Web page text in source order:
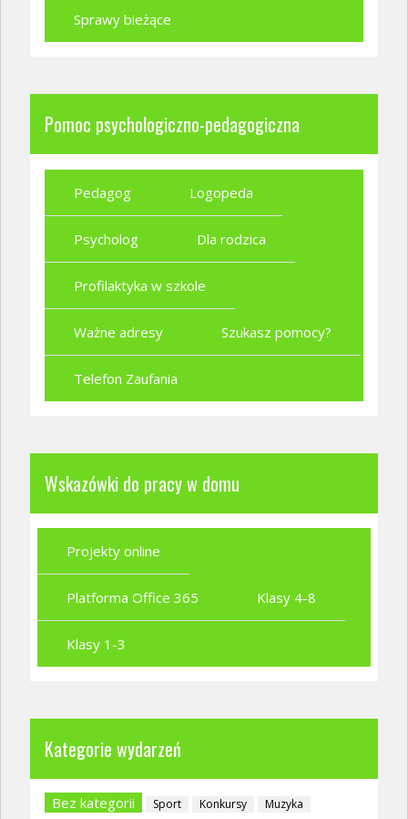
Sprawy bieżące
Pomoc psychologiczno-pedagogiczna
Pedagog Logopeda
Psycholog Dla rodzica
Profilaktyka w szkole
Ważne adresy Szukasz pomocy?
Telefon Zaufania
Wskazówki do pracy w domu
Projekty online
Platforma Office 365 Klasy 4-8
Klasy 1-3
Kategorie wydarzeń
Bez kategorii Sport Konkursy Muzyka